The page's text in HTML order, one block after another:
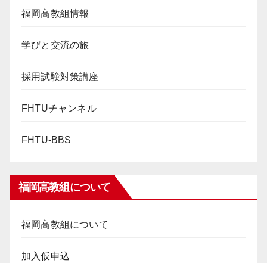
福岡高教組情報
学びと交流の旅
採用試験対策講座
FHTUチャンネル
FHTU-BBS
福岡高教組について
福岡高教組について
加入仮申込